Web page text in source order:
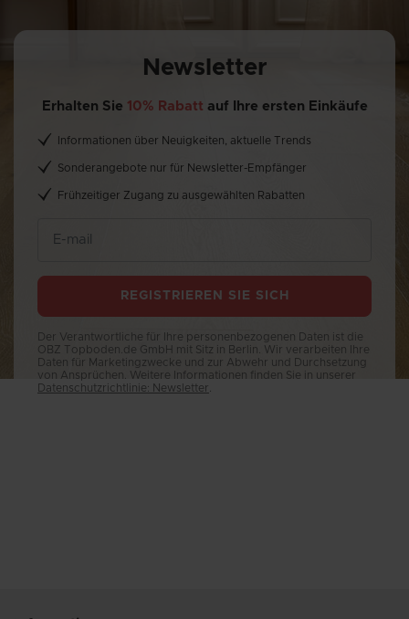
Newsletter
Erhalten Sie 10% Rabatt auf Ihre ersten Einkäufe
Informationen über Neuigkeiten, aktuelle Trends
Sonderangebote nur für Newsletter-Empfänger
Frühzeitiger Zugang zu ausgewählten Rabatten
REGISTRIEREN SIE SICH
Der Verantwortliche für Ihre personenbezogenen Daten ist die
OBZ Topboden.de GmbH mit Sitz in Berlin. Wir verarbeiten Ihre
Daten für Marketingzwecke und zur Abwehr und Durchsetzung
von Ansprüchen. Weitere Informationen finden Sie in unserer
Datenschutzrichtlinie: Newsletter